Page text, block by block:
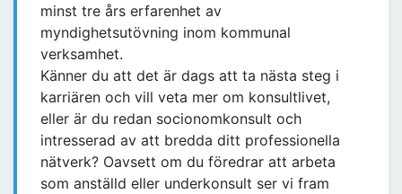
minst tre års erfarenhet av
myndighetsutövning inom kommunal
verksamhet.
Känner du att det är dags att ta nästa steg i
karriären och vill veta mer om konsultlivet,
eller är du redan socionomkonsult och
intresserad av att bredda ditt professionella
nätverk? Oavsett om du föredrar att arbeta
som anställd eller underkonsult ser vi fram